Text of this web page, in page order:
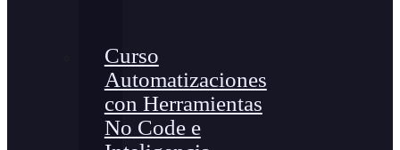
Curso
Automatizaciones
con Herramientas
No Code e